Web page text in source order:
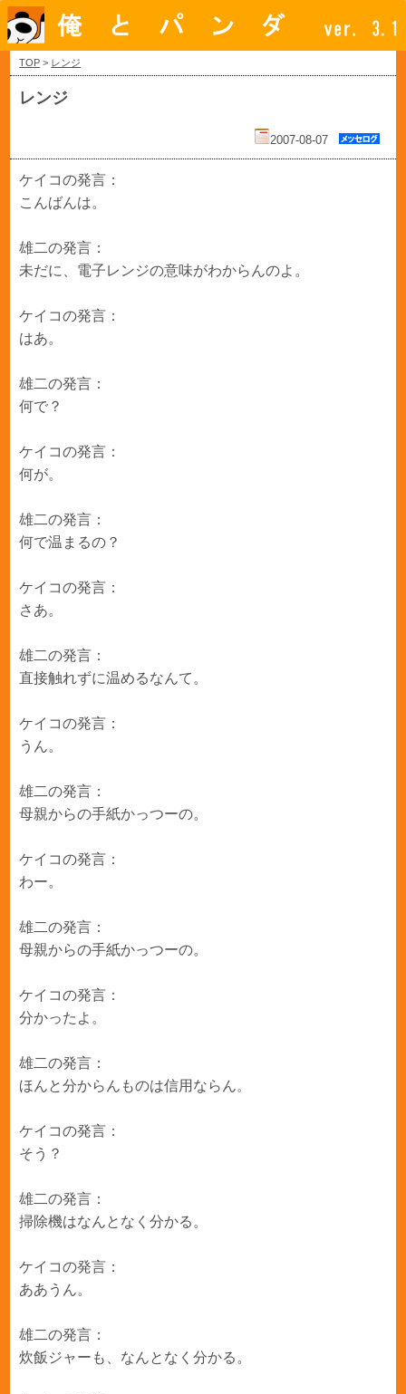
TOP > レンジ
レンジ
2007-08-07
ケイコの発言：
こんばんは。
雄二の発言：
未だに、電子レンジの意味がわからんのよ。
ケイコの発言：
はあ。
雄二の発言：
何で？
ケイコの発言：
何が。
雄二の発言：
何で温まるの？
ケイコの発言：
さあ。
雄二の発言：
直接触れずに温めるなんて。
ケイコの発言：
うん。
雄二の発言：
母親からの手紙かっつーの。
ケイコの発言：
わー。
雄二の発言：
母親からの手紙かっつーの。
ケイコの発言：
分かったよ。
雄二の発言：
ほんと分からんものは信用ならん。
ケイコの発言：
そう？
雄二の発言：
掃除機はなんとなく分かる。
ケイコの発言：
ああうん。
雄二の発言：
炊飯ジャーも、なんとなく分かる。